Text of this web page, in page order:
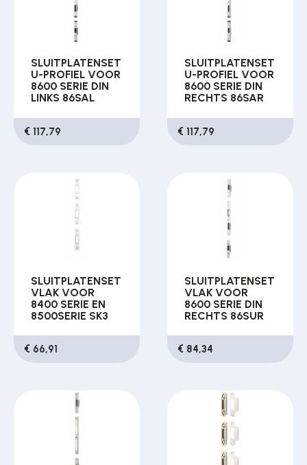
SLUITPLATENSET
U-PROFIEL VOOR
8600 SERIE DIN
LINKS 86SAL
€ 117,79
SLUITPLATENSET
U-PROFIEL VOOR
8600 SERIE DIN
RECHTS 86SAR
€ 117,79
SLUITPLATENSET
VLAK VOOR
8400 SERIE EN
8500SERIE SK3
€ 66,91
SLUITPLATENSET
VLAK VOOR
8600 SERIE DIN
RECHTS 86SUR
€ 84,34